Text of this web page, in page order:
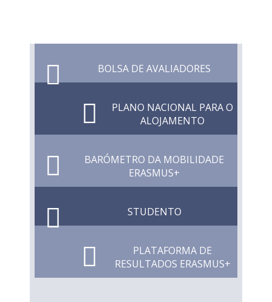
BOLSA DE AVALIADORES
PLANO NACIONAL PARA O
ALOJAMENTO
BARÓMETRO DA MOBILIDADE
ERASMUS+
STUDENTO
PLATAFORMA DE
RESULTADOS ERASMUS+